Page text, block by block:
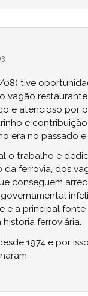
08) tive
vagão
e atencioso por
e
era no passado
o trabalho e
da ferrovia, dos
conseguem
e a principal
ferroviária.
1974 e por